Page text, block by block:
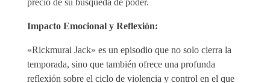
Impacto Emocional y Reflexión:
«Rickmurai Jack» es un episodio que no solo cierra la
temporada, sino que también ofrece una profunda
reflexión sobre el ciclo de violencia y control en el que